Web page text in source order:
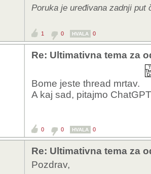
Poruka je uređivana zadnji put
1 0 HVALA 0
Re: Ultimativna tema za
Bome jeste thread mrtav.
A kaj sad, pitajmo
0 0 HVALA 0
Re: Ultimativna tema za
Pozdrav,